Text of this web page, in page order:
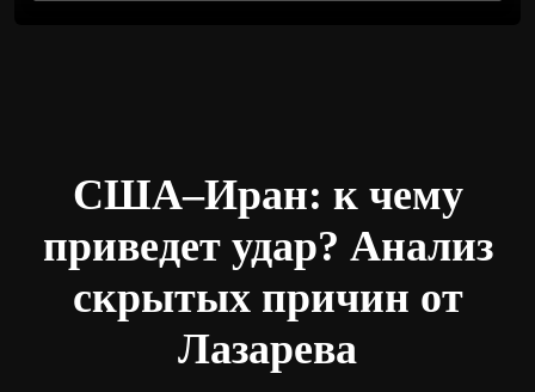
США–Иран: к чему
приведет удар? Анализ
скрытых причин от
Лазарева